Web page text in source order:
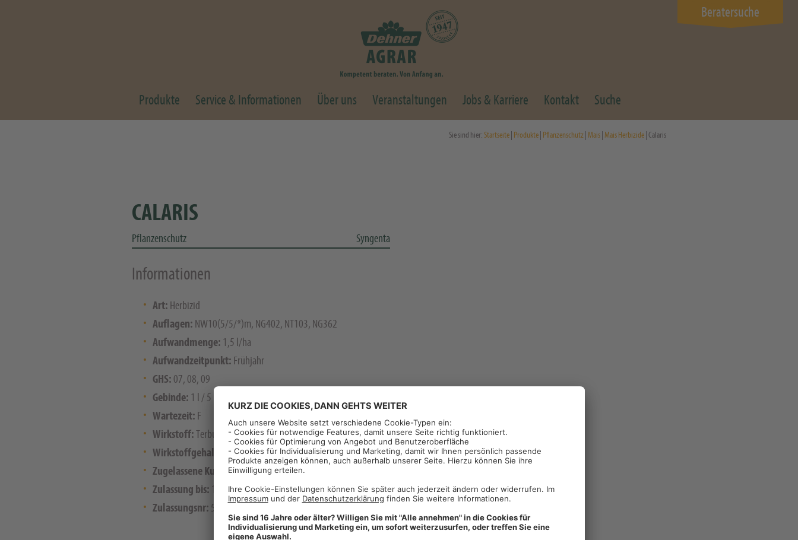
Produkte Service & Informationen Über uns Veranstaltungen Jobs & Karriere Kontakt Suche
Beratersuche
Sie sind hier:Startseite Produkte Pflanzenschutz Mais Mais Herbizide | Calaris
CALARIS
Pflanzenschutz Syngenta
Informationen
Art: Herbizid
Auflagen: NW10(5/5/*)m, NG402, NT103, NG362
Aufwandmenge: 1,5 l/ha
Aufwandzeitpunkt: Frühjahr
GHS: 07, 08, 09
Gebinde: 1 l / 5 l / 20 l
Wartezeit: F
Wirkstoff:Terbuthylazin + Mesotrione
Wirkstoffgehalt: 330 + 70
Zugelassene Kulturen:Mais
Zulassung bis: 12/2025
Zulassungsnr: 5692-00